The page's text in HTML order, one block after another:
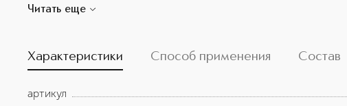
восстанавливают естественный блеск и структуру волос. Без
Читать еще
Характеристики Способ применения Состав
артикул